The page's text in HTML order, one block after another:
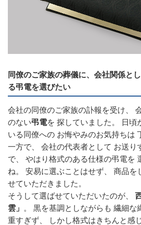
同僚のご家族の葬儀に、会社関係と
る弔電を選びたい
会社の同僚のご家族の訃報を受け、
のない弔電を 探していました。 日頃
いる同僚への お悔やみのお気持ちは
一方で、 会社の代表者として お送り
で、 やはり格式のある仕様の弔電を
ね。 安易に選ぶことはせず、 商品を
せていただきました。
そうして選ばせていただいたのが、
雲」
。 黒を基調としながらも 繊細な
重すぎず、 しかし格式はきちんと感